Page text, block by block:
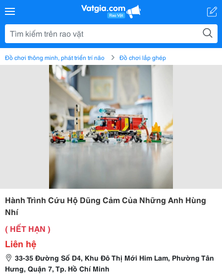
Đồ chơi thông minh, phát triển trí não Đồ chơi lắp ghép
Hành Trình Cứu Hộ Dũng Cảm Của Những Anh Hùng
Nhí
( HẾT HẠN )
Liên hệ
33-35 Đường Số D4, Khu Đô Thị Mới Him Lam, Phường Tân
Hưng, Quận 7, Tp. Hồ Chí Minh